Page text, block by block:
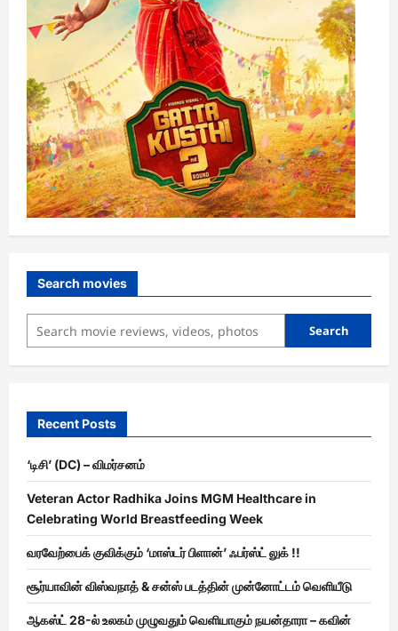
Search movies
Search
Recent Posts
‘டிசி’ (DC) – விமர்சனம்
Veteran Actor Radhika Joins MGM Healthcare in
Celebrating World Breastfeeding Week
வரவேற்பைக் குவிக்கும் ‘மாஸ்டர் பிளான்’ ஃபர்ஸ்ட் லுக் !!
சூர்யாவின் விஸ்வநாத் & சன்ஸ் படத்தின் முன்னோட்டம் வெளியீடு
ஆகஸ்ட் 28-ல் உலகம் முழுவதும் வெளியாகும் நயன்தாரா – கவின்